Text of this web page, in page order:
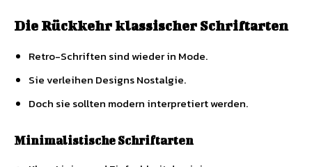
Die Rückkehr klassischer Schriftarten
Retro-Schriften sind wieder in Mode.
Sie verleihen Designs Nostalgie.
Doch sie sollten modern interpretiert werden.
Minimalistische Schriftarten